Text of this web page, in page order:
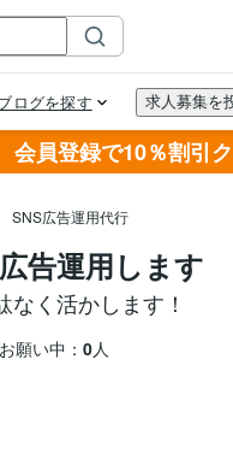
会員登録で10％割引
SNS広告運用代行
告運用します
なく活かします！
願い中： 0人